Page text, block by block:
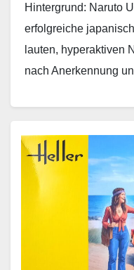
Hintergrund: Naruto
erfolgreiche
lauten, hyperaktiven
nach Anerkennung